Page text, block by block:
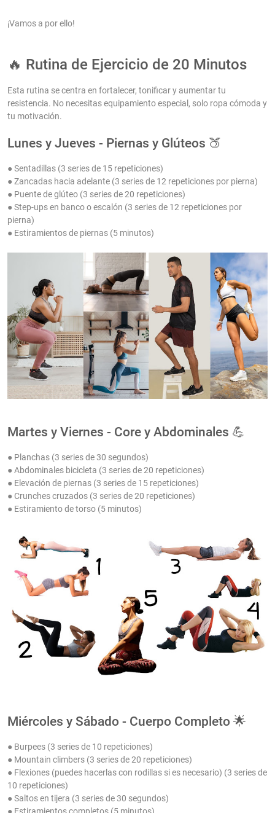
¡Vamos a por ello!
🔥 Rutina de Ejercicio de 20 Minutos
Esta rutina se centra en fortalecer, tonificar y aumentar tu
resistencia. No necesitas equipamiento especial, solo ropa cómoda y
tu motivación.
Lunes y Jueves - Piernas y Glúteos 🍑
● Sentadillas (3 series de 15 repeticiones)
● Zancadas hacia adelante (3 series de 12 repeticiones por pierna)
● Puente de glúteo (3 series de 20 repeticiones)
● Step-ups en banco o escalón (3 series de 12 repeticiones por
pierna)
● Estiramientos de piernas (5 minutos)
Martes y Viernes - Core y Abdominales 💪
● Planchas (3 series de 30 segundos)
● Abdominales bicicleta (3 series de 20 repeticiones)
● Elevación de piernas (3 series de 15 repeticiones)
● Crunches cruzados (3 series de 20 repeticiones)
● Estiramiento de torso (5 minutos)
Miércoles y Sábado - Cuerpo Completo 🌟
● Burpees (3 series de 10 repeticiones)
● Mountain climbers (3 series de 20 repeticiones)
● Flexiones (puedes hacerlas con rodillas si es necesario) (3 series de
10 repeticiones)
● Saltos en tijera (3 series de 30 segundos)